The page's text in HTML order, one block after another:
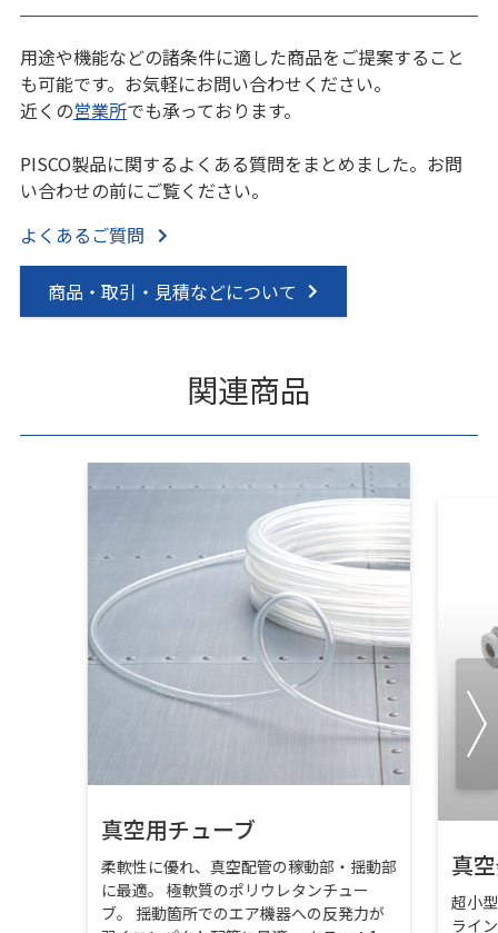
用途や機能などの諸条件に適した商品をご提案すること
も可能です。お気軽にお問い合わせください。
近くの営業所でも承っております。
PISCO製品に関するよくある質問をまとめました。お問
い合わせの前にご覧ください。
よくあるご質問
商品・取引・見積などについて
関連商品
真空用チューブ
柔軟性に優れ、真空配管の稼動部・揺動部
に最適。 極軟質のポリウレタンチュー
ブ。 揺動箇所でのエア機器への反発力が
真
超小
ライ